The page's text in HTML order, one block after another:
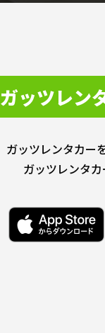
ガッツレン
ガッツレンタカー
ガッツレンタ